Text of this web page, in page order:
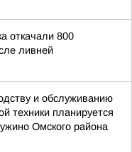
откачали 800
ливней
и обслуживанию
техники планируется
Омского района